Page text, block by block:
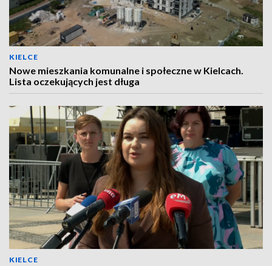
KIELCE
Nowe mieszkania komunalne i społeczne w Kielcach.
Lista oczekujących jest długa
KIELCE